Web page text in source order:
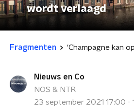
wordt verlaagd
Fragmenten
Nieuws en Co
NOS & NTR
23 september 2021 17:00 -